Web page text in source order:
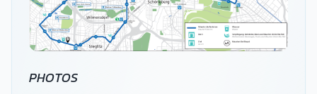
PHOTOS